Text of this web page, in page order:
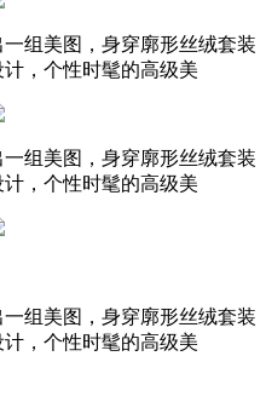
组美图，身穿廓形丝绒套装
，个性时髦的高级美
组美图，身穿廓形丝绒套装
，个性时髦的高级美
组美图，身穿廓形丝绒套装
，个性时髦的高级美